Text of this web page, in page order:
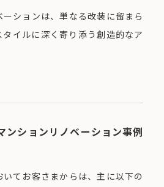
ションは、単なる改装に留まら
イルに深く寄り添う創造的なア
ンションリノベーション事例
てお客さまからは、主に以下の